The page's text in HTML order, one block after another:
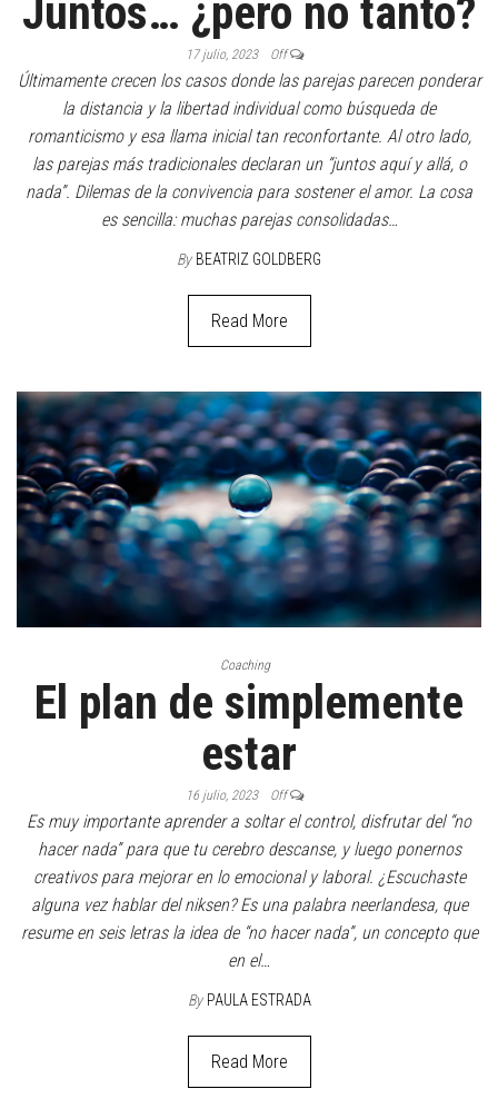
Juntos… ¿pero no tanto?
17 julio, 2023 Off
Últimamente crecen los casos donde las parejas parecen ponderar
la distancia y la libertad individual como búsqueda de
romanticismo y esa llama inicial tan reconfortante. Al otro lado,
las parejas más tradicionales declaran un “juntos aquí y allá, o
nada”. Dilemas de la convivencia para sostener el amor. La cosa
es sencilla: muchas parejas consolidadas…
By BEATRIZ GOLDBERG
Read More
Coaching
El plan de simplemente
estar
16 julio, 2023 Off
Es muy importante aprender a soltar el control, disfrutar del “no
hacer nada” para que tu cerebro descanse, y luego ponernos
creativos para mejorar en lo emocional y laboral. ¿Escuchaste
alguna vez hablar del niksen? Es una palabra neerlandesa, que
resume en seis letras la idea de “no hacer nada”, un concepto que
en el…
By PAULA ESTRADA
Read More